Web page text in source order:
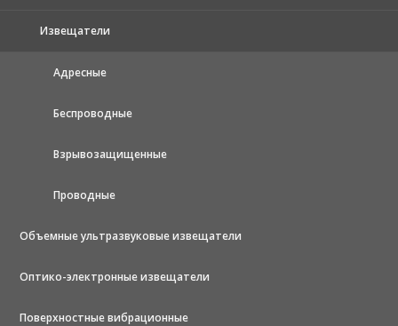
Извещатели
Адресные
Беспроводные
Взрывозащищенные
Проводные
Объемные ультразвуковые извещатели
Оптико-электронные извещатели
Поверхностные вибрационные